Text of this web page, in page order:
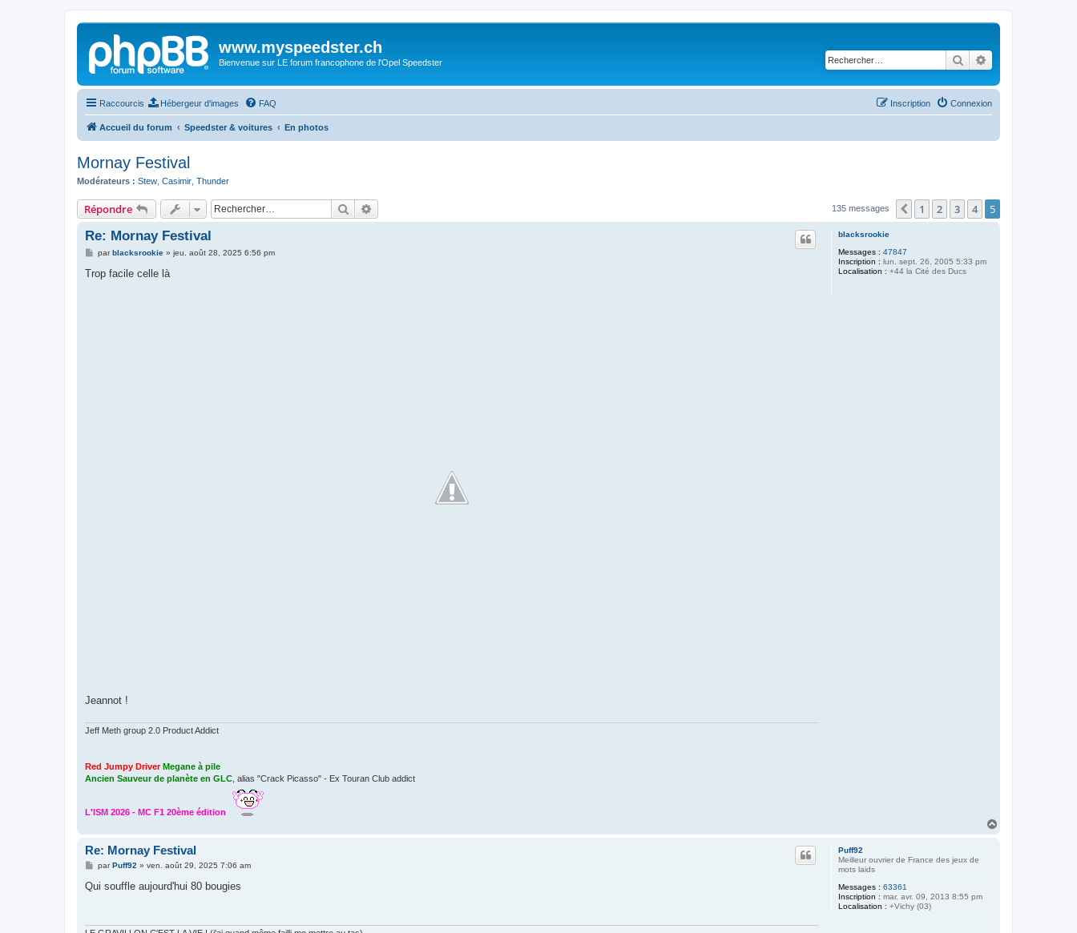
www.myspeedster.ch
Bienvenue sur LE forum francophone de l'Opel Speedster Rechercher
Raccourcis Hébergeur d'images FAQ Connexion
Inscription
Accueil du forum Speedster & voitures En photos
Mornay Festival
Modérateurs : Stew Casimir Thunder
Répondre Rechercher 135 messages Précédent
1 2 3 4 5
blacksrookie
Messages : 47847
Inscription : lun. sept. 26, 2005 5:33 pm
Localisation : +44 la Cité des Ducs
Re: Mornay Festival
M
s
parblacksrookie» jeu. août 28, 2025 6:56 pm
Trop facile celle là
Jeannot !
Jeff Meth group 2.0 Product Addict
Red Jumpy Driver Megane à pile
Ancien Sauveur de planète en GLC , alias "Crack Picasso" - Ex Touran Club addict
L'ISM 2026 - MC F1 20ème édition
Puff92
Meilleur ouvrier de France des jeux de
mots laids
Messages : 63361
Inscription : mar. avr. 09, 2013 8:55 pm
Localisation : +Vichy (03)
Re: Mornay Festival
M
s
par Puff92» ven. août 29, 2025 7:06 am
Qui souffle aujourd'hui 80 bougies